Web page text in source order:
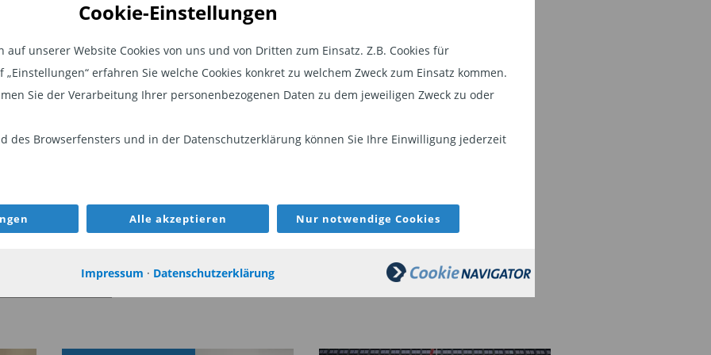
Cookie-Einstellungen
auf unserer Website Cookies von uns und von Dritten zum Einsatz. Z.B. Cookies für
erfahren Sie welche Cookies konkret zu welchem Zweck zum Einsatz kommen.
Sie der Verarbeitung Ihrer personenbezogenen Daten zu dem jeweiligen Zweck zu oder
des Browserfensters und in der Datenschutzerklärung können Sie Ihre Einwilligung jederzeit
Alle akzeptieren Nur notwendige Cookies
Impressum · Datenschutzerklärung
der Europäischen Zentralbank (EZB)
einen Regierungswechsel zu einem
da mit Mehrausgaben gerechnet
für unwahrscheinlich. Auf 12-
mit einem
einer leichten Versteilerung der
wird vorerst stärker von der US-
Die drohenden Zölle sowie das
in der verarbeitenden